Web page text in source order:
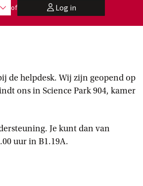
toon opties
of userLog in
de helpdesk. Wij zijn geopend op
ons in Science Park 904, kamer
Je kunt dan van
uur in B1.19A.